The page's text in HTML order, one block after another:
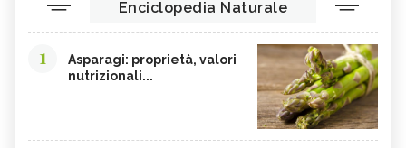
Enciclopedia Naturale
1
Asparagi: proprietà, valori
nutrizionali...